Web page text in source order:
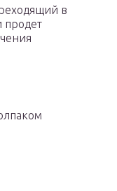
в
продет